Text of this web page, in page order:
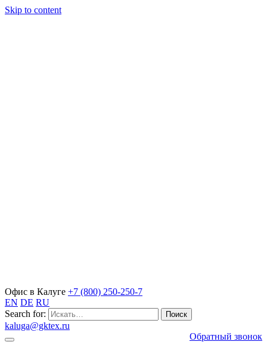
Skip to content
Офис в Калуге +7 (800) 250-250-7
EN DE RU
Search for:
kaluga@gktex.ru
Обратный звонок